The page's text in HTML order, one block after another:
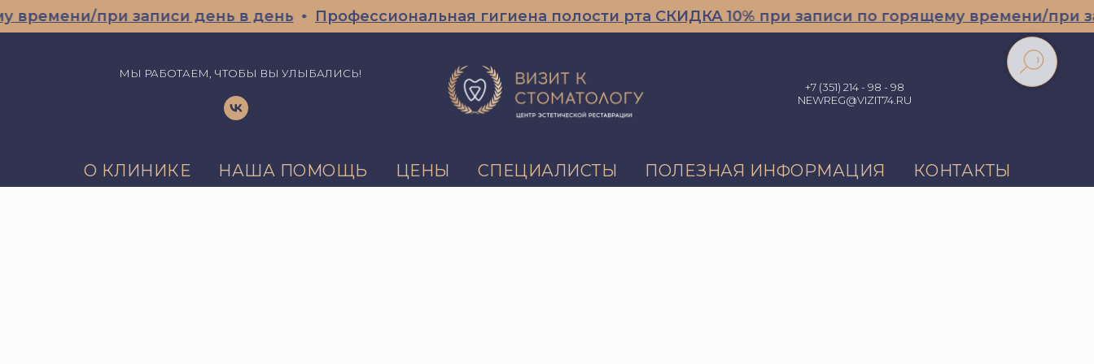
при записи день в день Профессиональная гигиена полости рта СКИДКА 10% при записи по горящему времени/при
МЫ РАБОТАЕМ, ЧТОБЫ ВЫ УЛЫБАЛИСЬ!
+7 (351) 214 - 98 - 98
NEWREG@VIZIT74.RU
О КЛИНИКЕ НАША ПОМОЩЬ ЦЕНЫ СПЕЦИАЛИСТЫ ПОЛЕЗНАЯ ИНФОРМАЦИЯ КОНТАКТЫ